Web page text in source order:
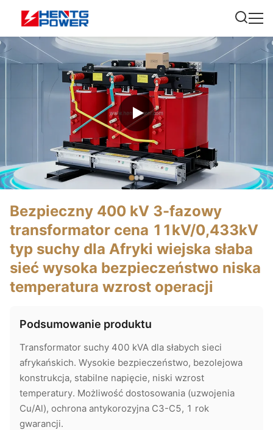
Bezpieczny 400 kV 3-fazowy
transformator cena 11kV/0,433kV
typ suchy dla Afryki wiejska słaba
sieć wysoka bezpieczeństwo niska
temperatura wzrost operacji
Podsumowanie produktu
Transformator suchy 400 kVA dla słabych sieci
afrykańskich. Wysokie bezpieczeństwo, bezolejowa
konstrukcja, stabilne napięcie, niski wzrost
temperatury. Możliwość dostosowania (uzwojenia
Cu/Al), ochrona antykorozyjna C3-C5, 1 rok
gwarancji.